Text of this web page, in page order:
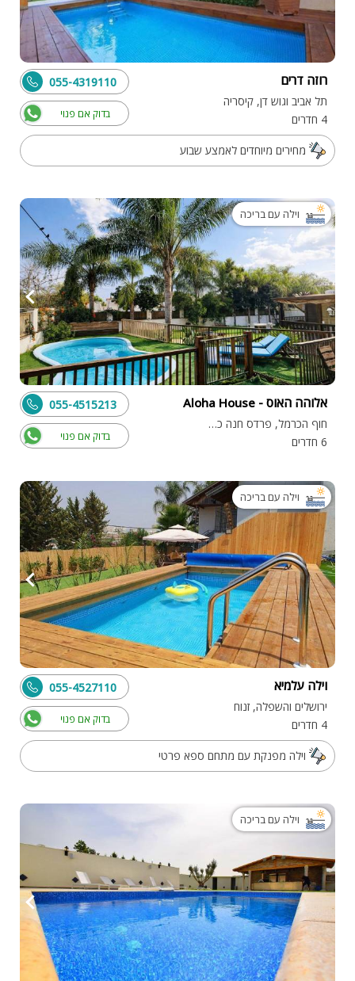
רוזה דרים
תל אביב וגוש דן, קיסריה
4 חדרים
בדוק אם פנוי
055-4319110
מחירים מיוחדים לאמצע שבוע
וילה עם בריכה
אלוהה האוס - Aloha House
חוף הכרמל, פרדס חנה כרכור
6 חדרים
בדוק אם פנוי
055-4515213
וילה עם בריכה
וילה עלמיא
ירושלים והשפלה, זנוח
4 חדרים
בדוק אם פנוי
055-4527110
וילה מפנקת עם מתחם ספא פרטי
וילה עם בריכה